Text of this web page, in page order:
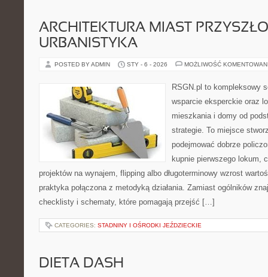
ARCHITEKTURA MIAST
URBANISTYKA
POSTED BY ADMIN STY - 6 - 2026 MOŻLIWOŚĆ
RSGN.pl to kompleksowy
wsparcie eksperckie oraz
mieszkania i domy od
strategie. To miejsce
podejmować dobrze
kupnie pierwszego lokum,
projektów na wynajem, flipping albo długoterminowy wzrost
praktyka połączona z metodyką działania. Zamiast ogólników
checklisty i schematy, które pomagają przejść […]
CATEGORIES: STADNINY I OŚRODKI JEŹDZIECKIE
DIETA DASH